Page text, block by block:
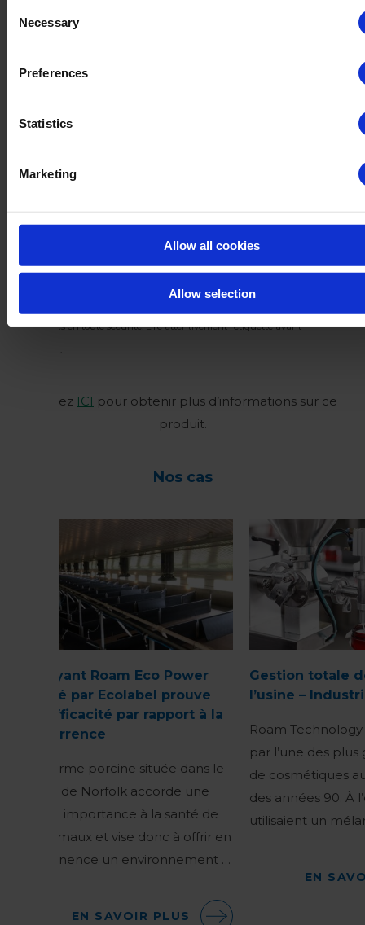
Selection
Necessary
Preferences
Statistics
Marketing
Allow all cookies
Allow selection
fruits et légumes
des sols par brumisation.
les biocides en toute sécurité. Lire attentivement l’étiquette avant
utilisation.
Cliquez ICI pour obtenir plus d’informations sur ce
produit.
Nos cas
Nettoyant Roam Eco Power
certifié par Ecolabel prouve
son efficacité par rapport à la
concurrence
Une ferme porcine située dans le
comté de Norfolk accorde une
grande importance à la santé de
ses animaux et vise donc à offrir en
permanence un environnement …
EN SAVOIR PLUS
Gestion totale
l’usine –
Roam
par l’une des
de cosmétiques
des années 90. À
utilisaient un
EN